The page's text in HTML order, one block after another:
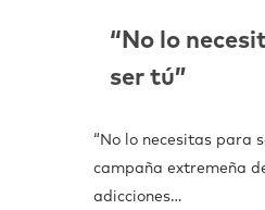
“No lo
ser tú”
“No lo necesitas para
campaña extremeña
adicciones…